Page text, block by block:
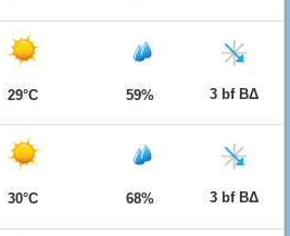
29°C 59% 3 bf ΒΔ
30°C 68% 3 bf ΒΔ